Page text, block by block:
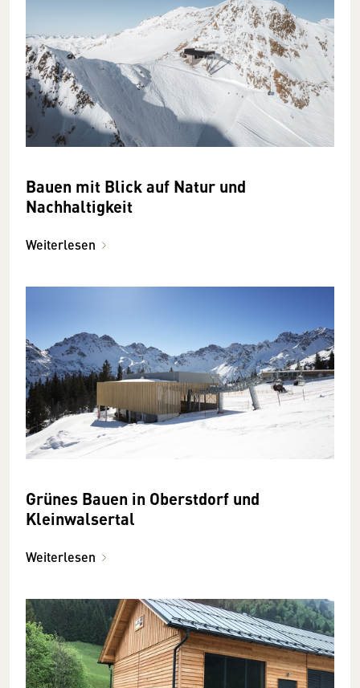
Bauen mit Blick auf Natur und
Nachhaltigkeit
Weiterlesen
Grünes Bauen in Oberstdorf und
Kleinwalsertal
Weiterlesen